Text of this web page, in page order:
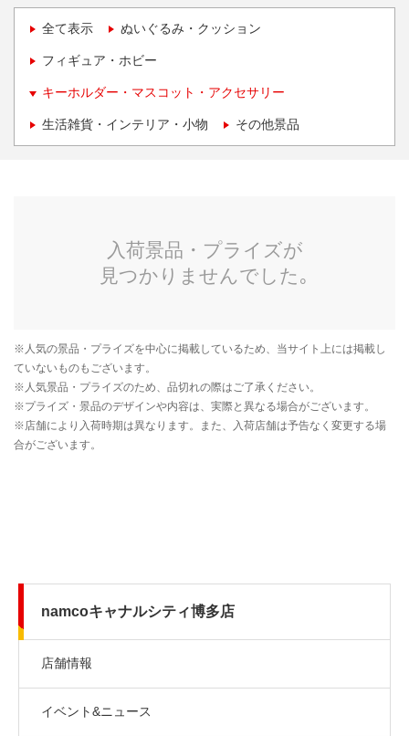
全て表示 ぬいぐるみ・クッション
フィギュア・ホビー
キーホルダー・マスコット・アクセサリー
生活雑貨・インテリア・小物 その他景品
namcoキャナルシティ博多店
店舗情報
イベント&ニュース